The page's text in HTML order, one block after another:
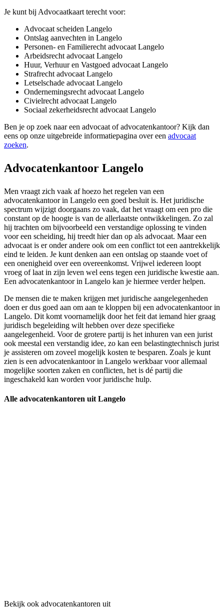
Je kunt bij Advocaatkaart terecht voor:
Advocaat scheiden Langelo
Ontslag aanvechten in Langelo
Personen- en Familierecht advocaat Langelo
Arbeidsrecht advocaat Langelo
Huur, Verhuur en Vastgoed advocaat Langelo
Strafrecht advocaat Langelo
Letselschade advocaat Langelo
Ondernemingsrecht advocaat Langelo
Civielrecht advocaat Langelo
Sociaal zekerheidsrecht advocaat Langelo
Ben je op zoek naar een advocaat of advocatenkantoor? Kijk dan
eens op onze uitgebreide informatiepagina over een advocaat
zoeken.
Advocatenkantoor Langelo
Men vraagt zich vaak af hoezo het regelen van een
advocatenkantoor in Langelo een goed besluit is. Het juridische
spectrum wijzigt doorgaans zo vaak, dat het vraagt om een pro die
constant op de hoogte is van de allerlaatste ontwikkelingen. Zo zal
hij trachten om bijvoorbeeld een verstandige oplossing te vinden
voor een scheiding, hij treedt hier dan op als advocaat. Maar een
advocaat is er onder andere ook om een conflict tot een aantrekkelijk
eind te leiden. Je kunt denken aan een ontslag op staande voet of
een onenigheid over een overeenkomst. Vrijwel iedereen loopt
vroeg of laat in zijn leven wel eens tegen een juridische kwestie aan.
Een advocatenkantoor in Langelo kan je hiermee verder helpen.
De mensen die te maken krijgen met juridische aangelegenheden
doen er dus goed aan om aan te kloppen bij een advocatenkantoor in
Langelo. Dit komt voornamelijk door het feit dat iemand hier graag
juridisch begeleiding wilt hebben over deze specifieke
aangelegenheid. Voor de grotere partij is het inhuren van een jurist
ook meestal een verstandig idee, zo kan een belastingtechnisch jurist
je assisteren om zoveel mogelijk kosten te besparen. Zoals je kunt
zien is een advocatenkantoor in Langelo werkbaar voor allemaal
mogelijke soorten zaken en conflicten, het is dé partij die
ingeschakeld kan worden voor juridische hulp.
Alle advocatenkantoren uit Langelo
Bekijk ook advocatenkantoren uit